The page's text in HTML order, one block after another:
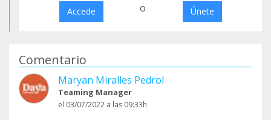
Accede o Únete
Comentario
Maryan Miralles Pedrol
Teaming Manager
el 03/07/2022 a las 09:33h